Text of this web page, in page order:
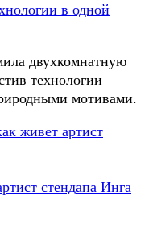
в одной
двухкомнатную
технологии
мотивами.
стендапа Инга